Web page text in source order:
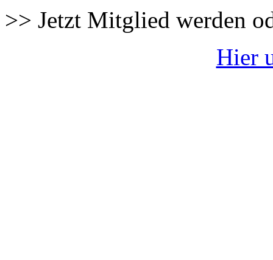
>> Jetzt Mitglied werden
Hier